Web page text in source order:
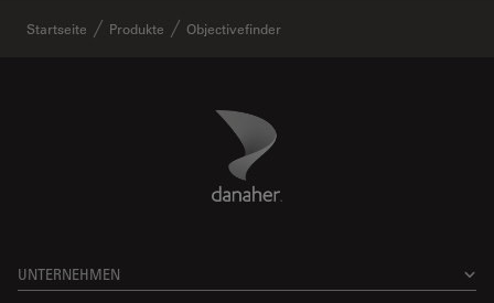
Startseite Produkte Objectivefinder
Danaher Logo
UNTERNEHMEN